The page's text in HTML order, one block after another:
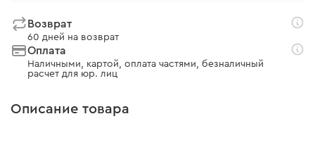
Возврат
60 дней на возврат
Оплата
Наличными, картой, оплата частями, безналичный
расчет для юр. лиц
Описание товара